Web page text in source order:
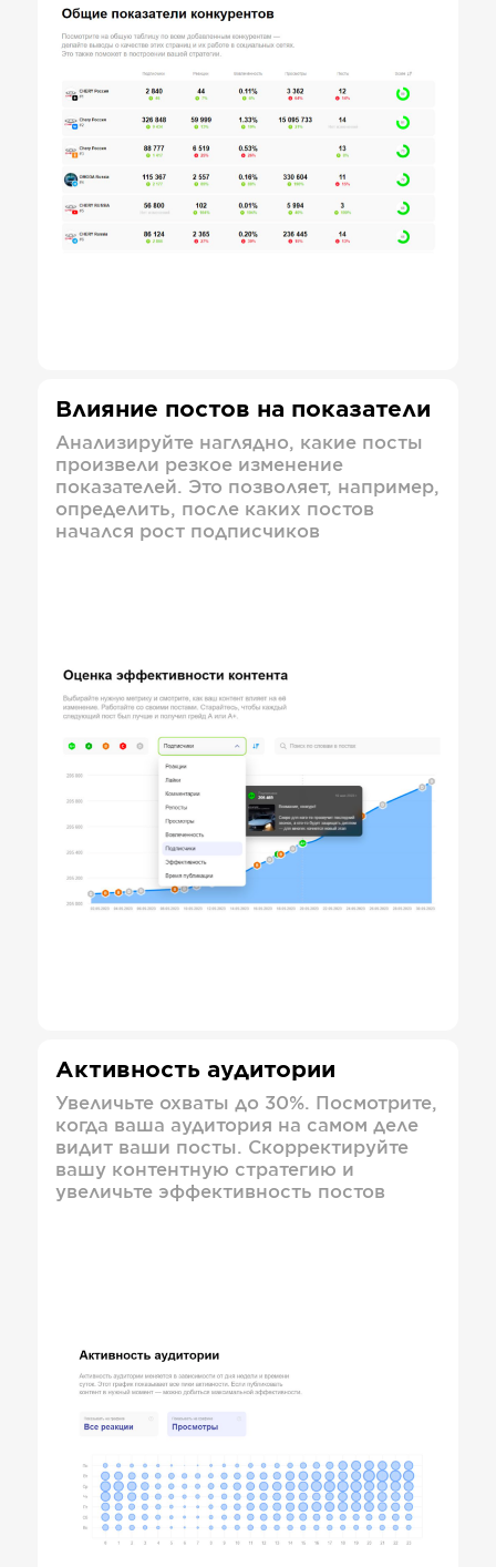
Влияние постов на показатели
Анализируйте наглядно, какие посты
произвели резкое изменение
показателей. Это позволяет, например,
определить, после каких постов
начался рост подписчиков
Активность аудитории
Увеличьте охваты до 30%. Посмотрите,
когда ваша аудитория на самом деле
видит ваши посты. Скорректируйте
вашу контентную стратегию и
увеличьте эффективность постов